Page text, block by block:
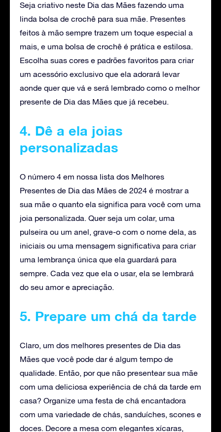
Seja criativo neste Dia das Mães fazendo uma
linda bolsa de crochê para sua mãe. Presentes
feitos à mão sempre trazem um toque especial a
mais, e uma bolsa de crochê é prática e estilosa.
Escolha suas cores e padrões favoritos para criar
um acessório exclusivo que ela adorará levar
aonde quer que vá e será lembrado como o melhor
presente de Dia das Mães que já recebeu.
4. Dê a ela joias
personalizadas
O número 4 em nossa lista dos Melhores
Presentes de Dia das Mães de 2024 é mostrar a
sua mãe o quanto ela significa para você com uma
joia personalizada. Quer seja um colar, uma
pulseira ou um anel, grave-o com o nome dela, as
iniciais ou uma mensagem significativa para criar
uma lembrança única que ela guardará para
sempre. Cada vez que ela o usar, ela se lembrará
do seu amor e apreciação.
5. Prepare um chá da tarde
Claro, um dos melhores presentes de Dia das
Mães que você pode dar é algum tempo de
qualidade. Então, por que não presentear sua mãe
com uma deliciosa experiência de chá da tarde em
casa? Organize uma festa de chá encantadora
com uma variedade de chás, sanduíches, scones e
doces. Decore a mesa com elegantes xícaras,